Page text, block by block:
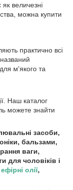
величезні
можна купити
практично всі
, названий
м'якого та
Наш каталог
можете знайти
засоби,
бальзами,
ваги,
для чоловіків і
ефірні олії,